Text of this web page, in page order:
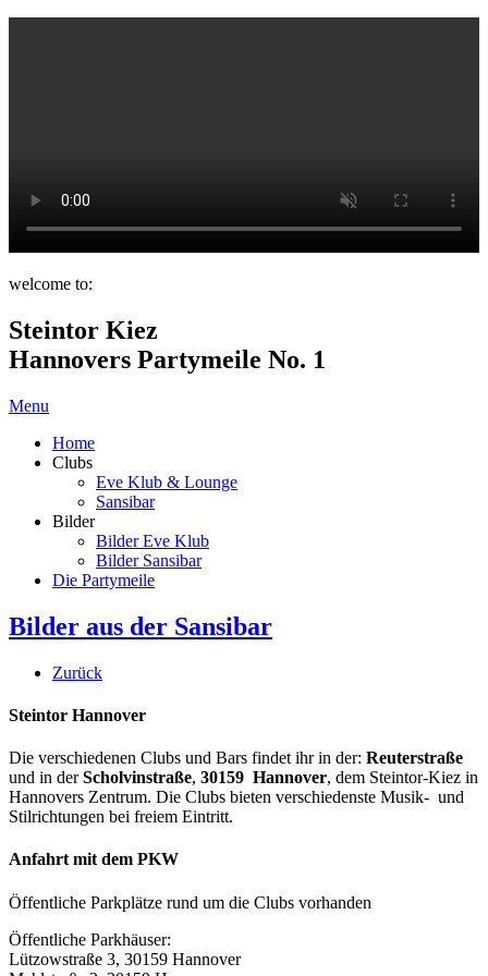
welcome to:
Steintor Kiez
Hannovers Partymeile No. 1
Menu
Home
Clubs
Eve Klub & Lounge
Sansibar
Bilder
Bilder Eve Klub
Bilder Sansibar
Die Partymeile
Bilder aus der Sansibar
Zurück
Steintor Hannover
Die verschiedenen Clubs und Bars findet ihr in der: Reuterstraße
und in derScholvinstraße, 30159 Hannover, dem Steintor-Kiez in
Hannovers Zentrum. Die Clubs bieten verschiedenste Musik- und
Stilrichtungen bei freiem Eintritt.
Anfahrt mit dem PKW
Öffentliche Parkplätze rund um die Clubs vorhanden
Öffentliche Parkhäuser:
Lützowstraße 3, 30159 Hannover